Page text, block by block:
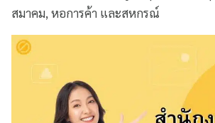
สมาคม, หอการค้า และสหกรณ์